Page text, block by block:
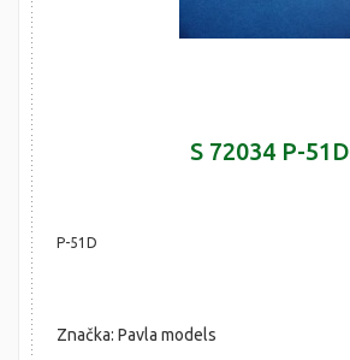
S 72034 P-51D
P-51D
Značka: Pavla models